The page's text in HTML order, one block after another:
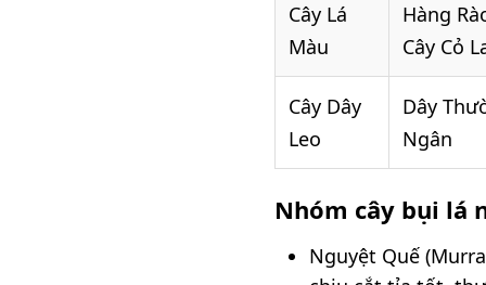
Cây Lá
Màu
Hàng
Cây Cỏ
Cây Dây
Leo
Dây
Ngân
Nhóm cây bụi lá
Nguyệt Quế